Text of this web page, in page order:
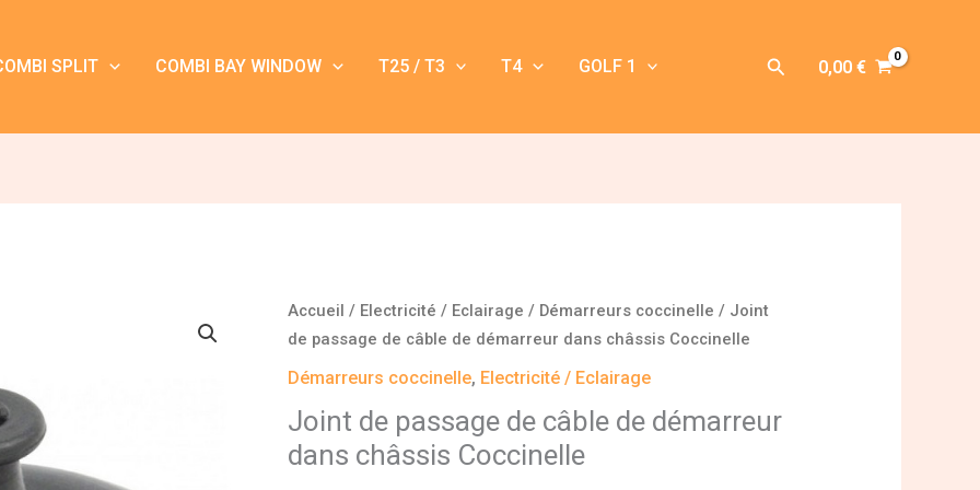
SPLIT COMBI BAY WINDOW T25 / T3 T4 GOLF 1 Rechercher
0,00 €
Accueil / Electricité / Eclairage / Démarreurs coccinelle / Joint
de passage de câble de démarreur dans châssis Coccinelle
Démarreurs coccinelle, Electricité / Eclairage
Joint de passage de câble de démarreur
dans châssis Coccinelle
quantité
de
Joint
passage
de